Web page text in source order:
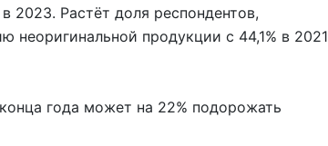
2023. Растёт доля респондентов,
неоригинальной продукции с 44,1% в 2021
года может на 22% подорожать